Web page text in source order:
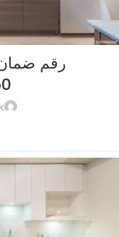
رقم ضمان